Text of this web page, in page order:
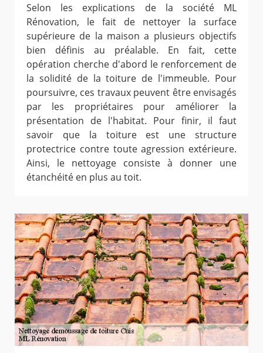
Selon les explications de la société ML
Rénovation, le fait de nettoyer la surface
supérieure de la maison a plusieurs objectifs
bien définis au préalable. En fait, cette
opération cherche d'abord le renforcement de
la solidité de la toiture de l'immeuble. Pour
poursuivre, ces travaux peuvent être envisagés
par les propriétaires pour améliorer la
présentation de l'habitat. Pour finir, il faut
savoir que la toiture est une structure
protectrice contre toute agression extérieure.
Ainsi, le nettoyage consiste à donner une
étanchéité en plus au toit.